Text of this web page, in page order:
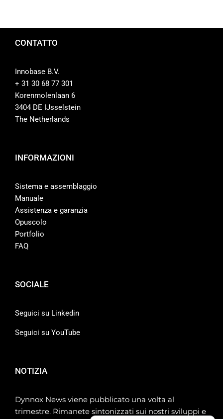
CONTATTO
Innobase B.V.
+ 31 30 68 77 301
Korenmolenlaan 6
3404 DE IJsselstein
The Netherlands
INFORMAZIONI
Sistema e assemblaggio
Manuale
Assistenza e garanzia
Opuscolo
Portfolio
FAQ
SOCIALE
Seguici su Linkedin
Seguici su YouTube
NOTIZIA
Dynnox News viene pubblicato una volta al
trimestre. Rimanete sintonizzati sui nostri sviluppi e